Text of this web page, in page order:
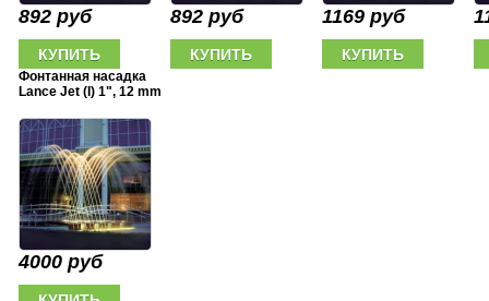
892 руб 892 руб 1169 руб
Фонтанная насадка
Lance Jet (I) 1", 12 mm
4000 руб